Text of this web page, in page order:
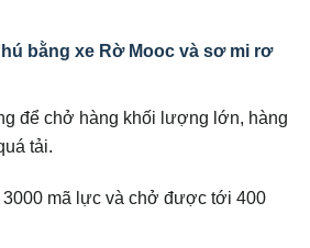
bằng xe Rờ Mooc và sơ mi rơ
để chở hàng khối lượng lớn, hàng
tải.
mã lực và chở được tới 400